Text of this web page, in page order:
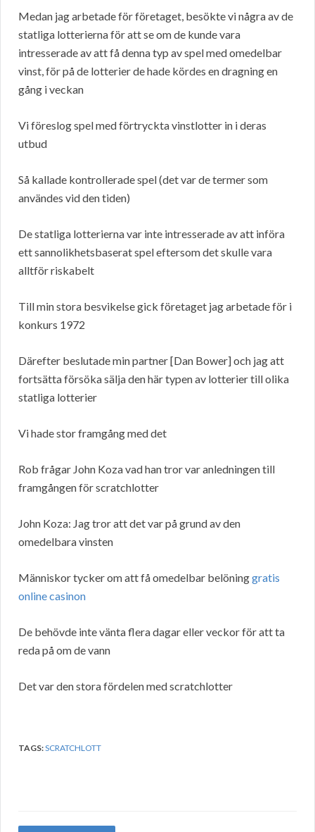
Medan jag arbetade för företaget, besökte vi några av de
statliga lotterierna för att se om de kunde vara
intresserade av att få denna typ av spel med omedelbar
vinst, för på de lotterier de hade kördes en dragning en
gång i veckan
Vi föreslog spel med förtryckta vinstlotter in i deras
utbud
Så kallade kontrollerade spel (det var de termer som
användes vid den tiden)
De statliga lotterierna var inte intresserade av att införa
ett sannolikhetsbaserat spel eftersom det skulle vara
alltför riskabelt
Till min stora besvikelse gick företaget jag arbetade för i
konkurs 1972
Därefter beslutade min partner [Dan Bower] och jag att
fortsätta försöka sälja den här typen av lotterier till olika
statliga lotterier
Vi hade stor framgång med det
Rob frågar John Koza vad han tror var anledningen till
framgången för scratchlotter
John Koza: Jag tror att det var på grund av den
omedelbara vinsten
Människor tycker om att få omedelbar belöninggratis
online casinon
De behövde inte vänta flera dagar eller veckor för att ta
reda på om de vann
Det var den stora fördelen med scratchlotter
TAGS:SCRATCHLOTT